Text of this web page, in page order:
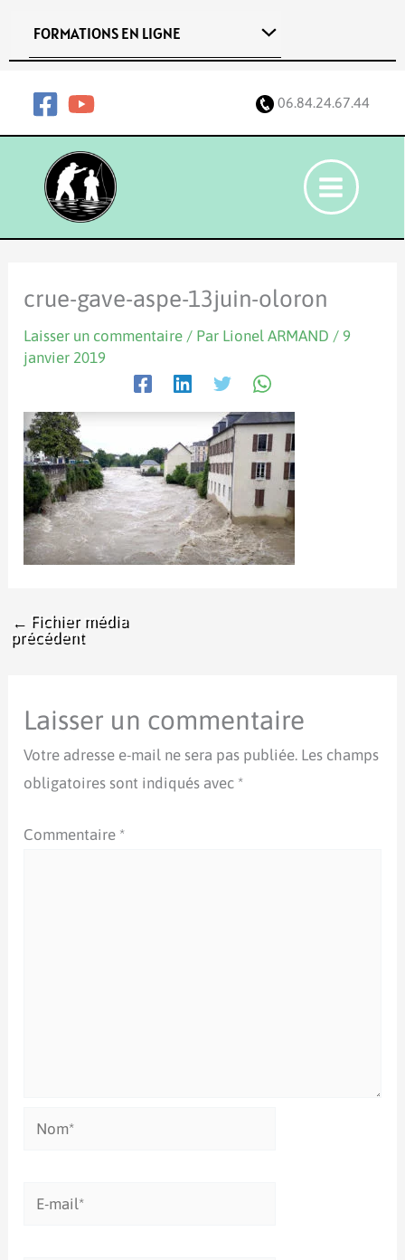
FORMATIONS EN LIGNE
06.84.24.67.44
crue-gave-aspe-13juin-oloron
Laisser un commentaire / Par Lionel ARMAND / 9
janvier 2019
← Fichier média
précédent
Laisser un commentaire
Votre adresse e-mail ne sera pas publiée. Les champs
obligatoires sont indiqués avec *
Commentaire *
Nom*